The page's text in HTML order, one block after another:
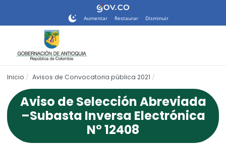
sitio
de
accesibilidad.
Aumentar Restaurar Disminuir
Inicio Avisos de Convocatoria pública 2021
Aviso de Selección Abreviada
–Subasta Inversa Electrónica
N° 12408